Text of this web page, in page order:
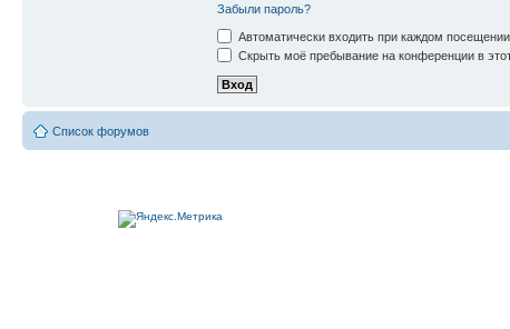
Забыли пароль?
Автоматически входить при каждом посещении
Скрыть моё пребывание на конференции в
Список форумов